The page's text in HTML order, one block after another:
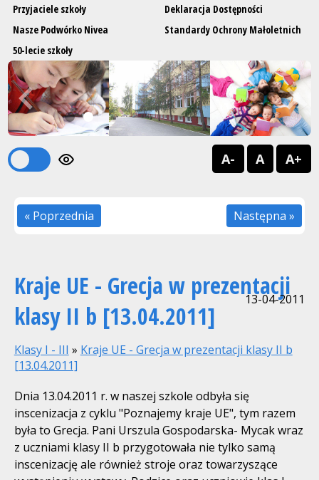
Przyjaciele szkoły
Deklaracja Dostępności
Nasze Podwórko Nivea
Standardy Ochrony Małoletnich
50-lecie szkoły
Previous Next
1
A- A A+
« Poprzednia Następna »
Kraje UE - Grecja w prezentacji
klasy II b [13.04.2011]
Klasy I - III » Kraje UE - Grecja w prezentacji klasy II b
[13.04.2011]
13-04-2011
Dnia 13.04.2011 r. w naszej szkole odbyła się
inscenizacja z cyklu "Poznajemy kraje UE", tym razem
była to Grecja. Pani Urszula Gospodarska- Mycak wraz
z uczniami klasy II b przygotowała nie tylko samą
inscenizację ale również stroje oraz towarzyszące